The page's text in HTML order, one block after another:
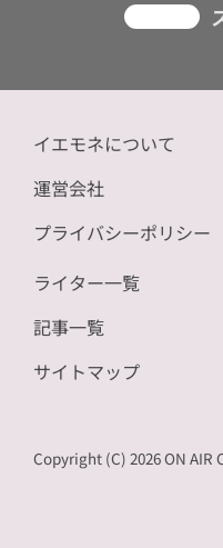
イエモネについて
運営会社
プライバシーポリシー
ライター一覧
記事一覧
サイトマップ
Copyright (C) 2026 ON AIR